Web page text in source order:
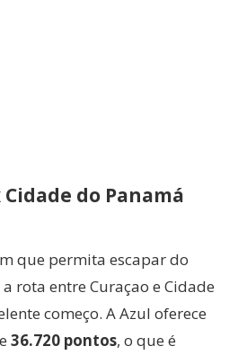
Cidade do Panamá
que permita escapar do
rota entre Curaçao e Cidade
começo. A Azul oferece
36.720 pontos, o que é